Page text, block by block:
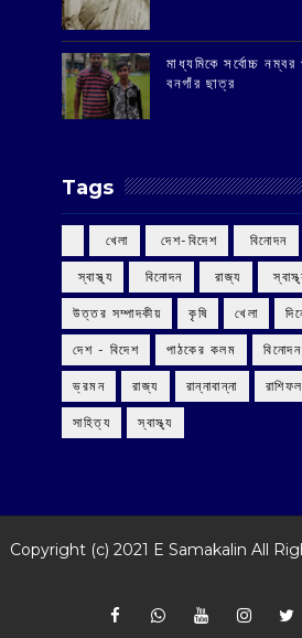
মাধ্যমিকে সর্বোচ্চ নম্বর
বনগাঁর ছাত্র
Tags
‌ খেলা ‌ দেশ-বিদেশ ‌ বিনোদন
‌ স্বাস্থ্য ‌ বিনোদন ‌ রাজ্য
উত্তর সম্পাদকীয় কৃষি খেলা
দেশ - বিদেশ পাঠকের কলম বিনোদন
ভ্রমন রাজ্য রান্নাবান্না রাশিফল
সাহিত্য স্বাস্থ্য
Copyright (c) 2021 E Samakalin All